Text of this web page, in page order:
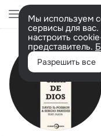
Мы используем
сервисы для
настроить
представитель.
Разрешить все